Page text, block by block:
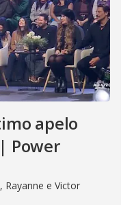
apelo
Power
Rayanne e Victor